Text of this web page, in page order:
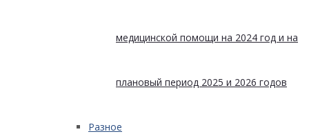
медицинской помощи на 2024 год и на
плановый период 2025 и 2026 годов
Разное